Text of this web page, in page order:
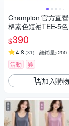
Champion 官方直
棉素色短袖TEE-5色
$390
4.8 (31) 總銷量>200
活動 券
加入購